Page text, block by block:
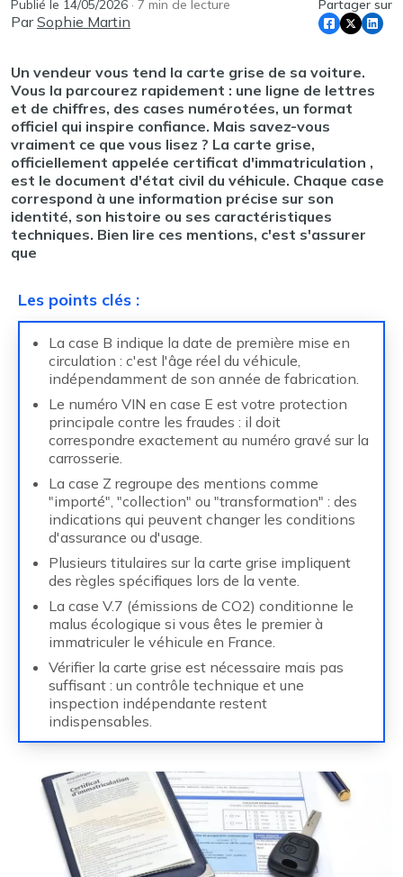
Publié le 14/05/2026 · 7 min de lecture
ParSophie Martin
Partager sur
Un vendeur vous tend la carte grise de sa voiture.
Vous la parcourez rapidement : une ligne de lettres
et de chiffres, des cases numérotées, un format
officiel qui inspire confiance. Mais savez-vous
vraiment ce que vous lisez ? La carte grise,
officiellement appelée certificat d'immatriculation ,
est le document d'état civil du véhicule. Chaque case
correspond à une information précise sur son
identité, son histoire ou ses caractéristiques
techniques. Bien lire ces mentions, c'est s'assurer
que
Les points clés :
La case B indique la date de première mise en
circulation : c'est l'âge réel du véhicule,
indépendamment de son année de fabrication.
Le numéro VIN en case E est votre protection
principale contre les fraudes : il doit
correspondre exactement au numéro gravé sur la
carrosserie.
La case Z regroupe des mentions comme
"importé", "collection" ou "transformation" : des
indications qui peuvent changer les conditions
d'assurance ou d'usage.
Plusieurs titulaires sur la carte grise impliquent
des règles spécifiques lors de la vente.
La case V.7 (émissions de CO2) conditionne le
malus écologique si vous êtes le premier à
immatriculer le véhicule en France.
Vérifier la carte grise est nécessaire mais pas
suffisant : un contrôle technique et une
inspection indépendante restent
indispensables.